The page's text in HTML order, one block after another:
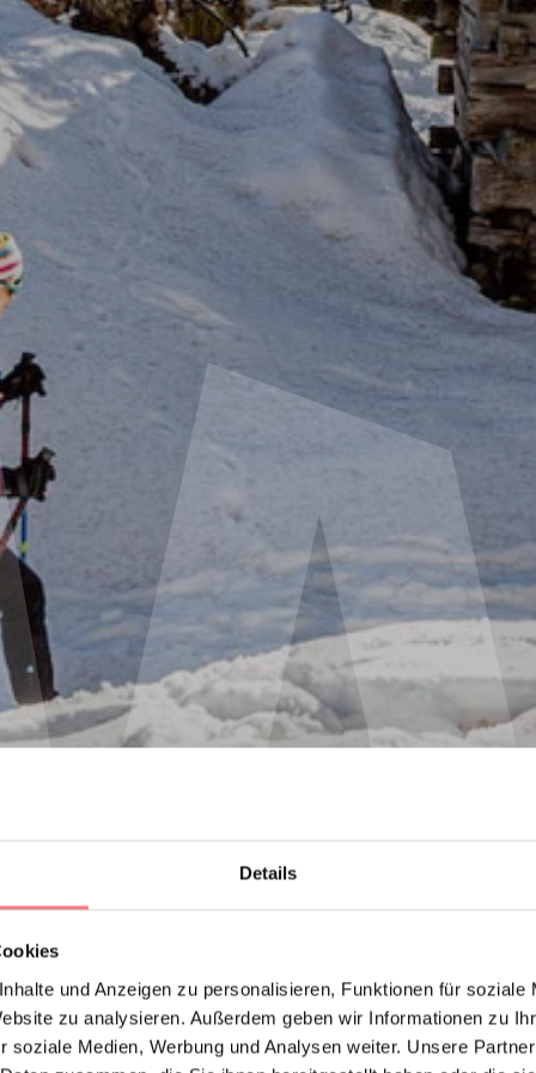
Details
und Anzeigen zu personalisieren, Funktionen für soziale
zu analysieren. Außerdem geben wir Informationen zu
soziale Medien, Werbung und Analysen weiter. Unsere